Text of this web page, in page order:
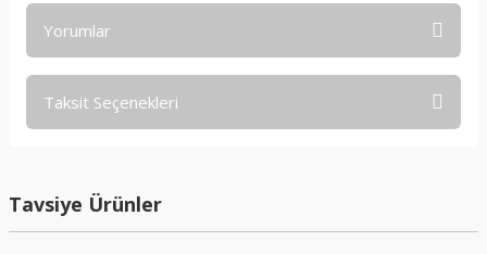
Yorumlar
Taksit Seçenekleri
Tavsiye Ürünler